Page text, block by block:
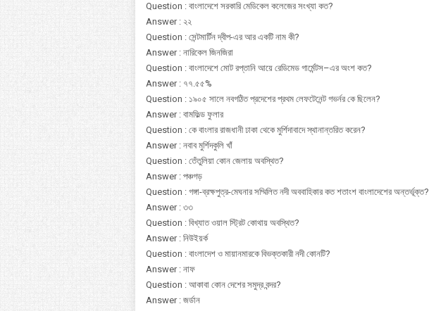
Question : বাংলাদেশে সরকারি মেডিকেল কলেজের সংখ্যা কত?
Answer : ২২
Question : সেন্টমার্টিন দ্বীপ-এর আর একটি নাম কী?
Answer : নারিকেল জিনজিরা
Question : বাংলাদেশে মোট রপ্তানি আয়ে রেডিমেড গার্মেন্টস–এর অংশ কত?
Answer : ৭৭.৫৫%
Question : ১৯০৫ সালে নবগঠিত প্রদেশের প্রথম লেফটেনেন্ট গভর্নর কে ছিলেন?
Answer : বামফিল্ড ফুলার
Question : কে বাংলার রাজধানী ঢাকা থেকে মুর্শিদাবাদে স্থানান্তরিত করেন?
Answer : নবাব মুর্শিদকুলি খাঁ
Question : তেঁতুলিয়া কোন জেলায় অবস্থিত?
Answer : পঞ্চগড়
Question : গঙ্গা-ব্রক্ষপুত্র-মেঘনার সম্মিলিত নদী অববাহিকার কত শতাংশ বাংলাদেশের অন্তর্ভূক্ত?
Answer : ৩৩
Question : বিখ্যাত ওয়াল স্ট্রিট কোথায় অবস্থিত?
Answer : নিউইয়র্ক
Question : বাংলাদেশ ও মায়ানমারকে বিভক্তকারী নদী কোনটি?
Answer : নাফ
Question : আকাবা কোন দেশের সমুদ্র বন্দর?
Answer : জর্ডান